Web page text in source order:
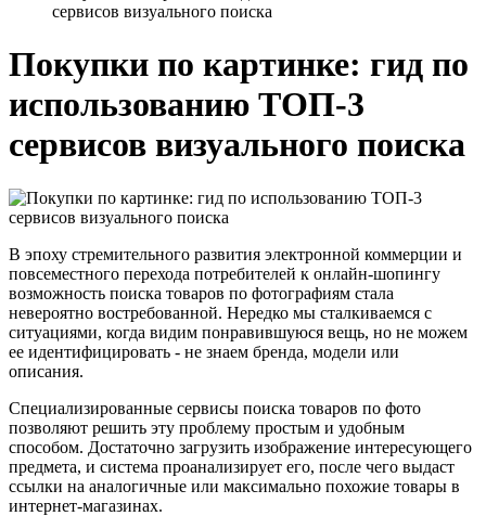
сервисов визуального поиска
Покупки по картинке: гид по
использованию ТОП-3
сервисов визуального поиска
В эпоху стремительного развития электронной коммерции и
повсеместного перехода потребителей к онлайн-шопингу
возможность поиска товаров по фотографиям стала
невероятно востребованной. Нередко мы сталкиваемся с
ситуациями, когда видим понравившуюся вещь, но не можем
ее идентифицировать - не знаем бренда, модели или
описания.
Специализированные сервисы поиска товаров по фото
позволяют решить эту проблему простым и удобным
способом. Достаточно загрузить изображение интересующего
предмета, и система проанализирует его, после чего выдаст
ссылки на аналогичные или максимально похожие товары в
интернет-магазинах.